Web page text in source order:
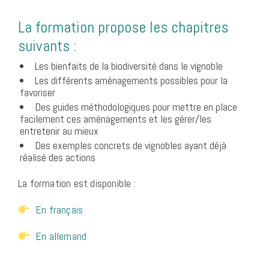
La formation propose les chapitres
suivants :
Les bienfaits de la biodiversité dans le vignoble
Les différents aménagements possibles pour la
favoriser
Des guides méthodologiques pour mettre en place
facilement ces aménagements et les gérer/les
entretenir au mieux
Des exemples concrets de vignobles ayant déjà
réalisé des actions
La formation est disponible :
En français
En allemand